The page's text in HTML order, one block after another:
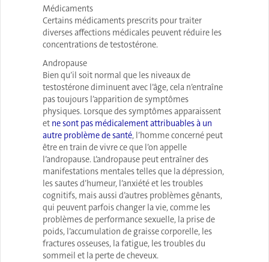
Médicaments
Certains médicaments prescrits pour traiter
diverses affections médicales peuvent réduire les
concentrations de testostérone.
Andropause
Bien qu’il soit normal que les niveaux de
testostérone diminuent avec l’âge, cela n’entraîne
pas toujours l’apparition de symptômes
physiques. Lorsque des symptômes apparaissent
et ne sont pas médicalement attribuables à un
autre problème de santé, l’homme concerné peut
être en train de vivre ce que l’on appelle
l’andropause. L’andropause peut entraîner des
manifestations mentales telles que la dépression,
les sautes d’humeur, l’anxiété et les troubles
cognitifs, mais aussi d’autres problèmes gênants,
qui peuvent parfois changer la vie, comme les
problèmes de performance sexuelle, la prise de
poids, l’accumulation de graisse corporelle, les
fractures osseuses, la fatigue, les troubles du
sommeil et la perte de cheveux.